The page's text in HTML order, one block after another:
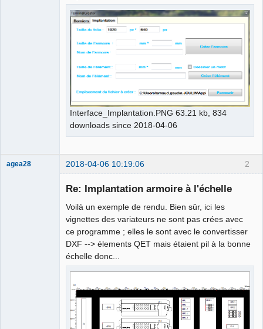
Interface_Implantation.PNG 63.21 kb, 834
downloads since 2018-04-06
2
agea28 2018-04-06 10:19:06
Re: Implantation armoire à l'échelle
Voilà un exemple de rendu. Bien sûr, ici les
vignettes des variateurs ne sont pas crées avec
ce programme ; elles le sont avec le convertisser
DXF --> élements QET mais étaient pil à la bonne
échelle donc...